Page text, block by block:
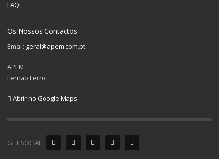
FAQ
Os Nossos Contactos
Email: geral@apem.com.pt
APEM
Fernão Ferro
Abrir no Google Maps
GET SOCIAL